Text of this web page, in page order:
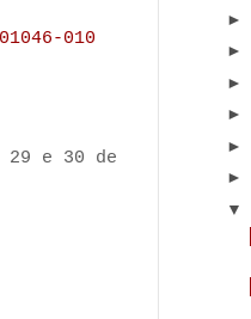
010
29 e 30 de
►
►
►
►
►
►
▼